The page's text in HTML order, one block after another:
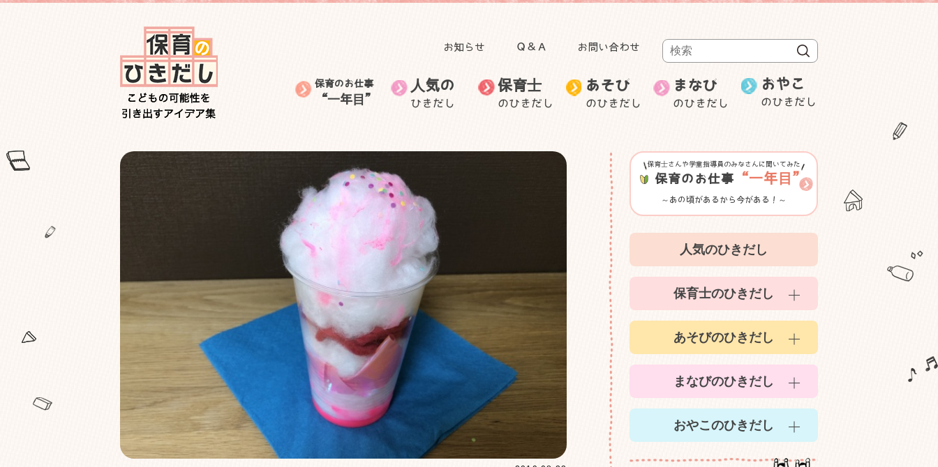
お知らせ Ｑ＆Ａ お問い合わせ
保育のお仕事
“一年目”
人気の
ひきだし
保育士
のひきだし
あそび
のひきだし
まなび
のひきだし
おやこ
のひきだし
ごっこ遊び ゲーム性のある遊び
身近な素材で作って遊
ぶ
室内遊び
外遊び かんたん食育
手作りおもちゃ その他
自然に目を向けてみよ
研修・セミナー等紹介
子ども・子育てニュー
ス
保育士さんや学童指導員のみなさんに聞いてみた
保育のお仕事 “一年目”
～あの頃があるから今がある！～
人気のひきだし
保育士のひきだし
あそびのひきだし
まなびのひきだし
おやこのひきだし